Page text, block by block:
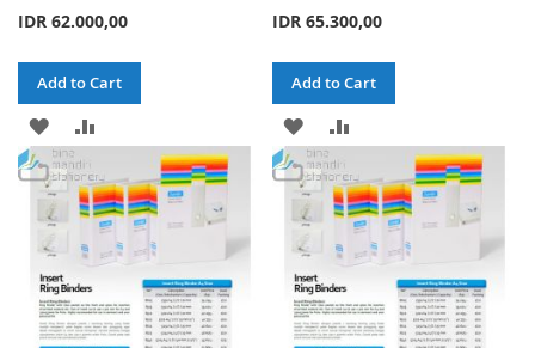
IDR 62.000,00
Add to Cart
ADD
TO
WISH
LIST
COMPARE
IDR 65.300,00
Add to Cart
ADD
TO
WISH
LIST
COMPARE